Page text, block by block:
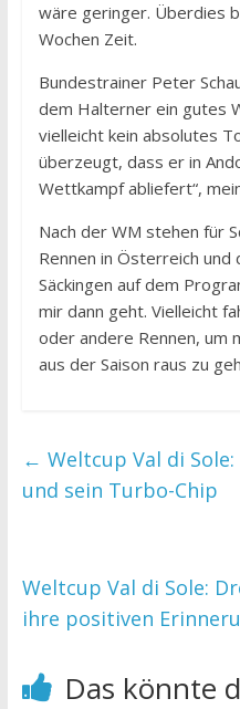
wäre geringer. Überdies
Wochen Zeit.
Bundestrainer Peter
dem Halterner ein gutes
vielleicht kein absolutes
überzeugt, dass er in
Wettkampf abliefert“,
Nach der WM stehen für
Rennen in Österreich und
Säckingen auf dem
mir dann geht. Vielleicht
oder andere Rennen, um
aus der Saison raus zu
← Weltcup Val di
und sein Turbo-Chip
Weltcup Val di Sole:
ihre positiven
Das könnte